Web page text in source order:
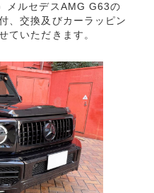
メルセデスAMG G63の
、交換及びカーラッピン
ていただきます。